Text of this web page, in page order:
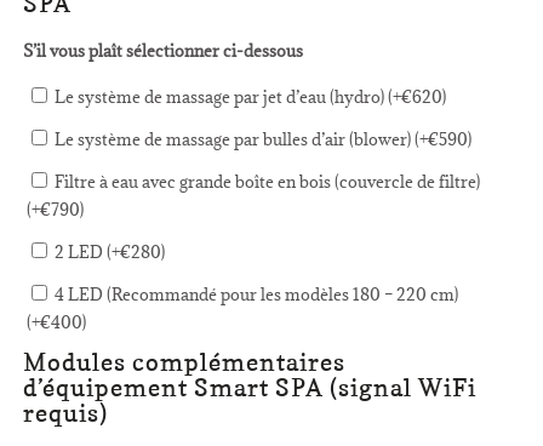
S’il vous plaît sélectionner ci-dessous
Le système de massage par jet d’eau (hydro) (+€620)
Le système de massage par bulles d’air (blower) (+€590)
Filtre à eau avec grande boîte en bois (couvercle de filtre)
(+€790)
2 LED (+€280)
4 LED (Recommandé pour les modèles 180 – 220 cm)
(+€400)
Modules complémentaires
d’équipement Smart SPA (signal WiFi
requis)